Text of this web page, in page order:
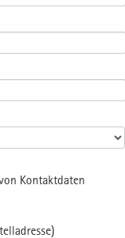
Kontaktdaten